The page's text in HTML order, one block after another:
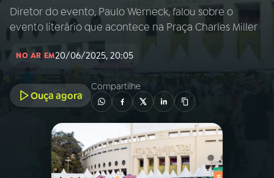
AO VIVO
INÍCIO
A RÁDIO
PROGRAMAÇÃO
PROGRAMAS
Diretor do evento, Paulo Werneck, falou sobre o
evento literário que acontece na Praça Charles Miller
NO AR EM20/06/2025, 20:05
Ouça agora
Compartilhe